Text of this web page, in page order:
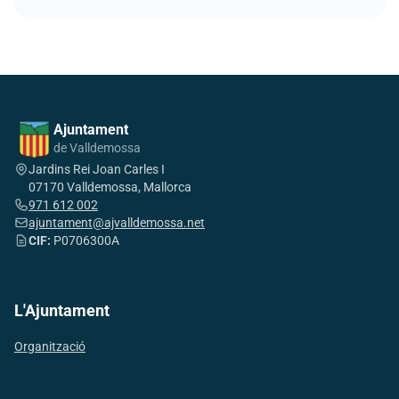
Ajuntament
de Valldemossa
Jardins Rei Joan Carles I
07170 Valldemossa, Mallorca
971 612 002
ajuntament@ajvalldemossa.net
CIF: P0706300A
L'Ajuntament
Organització